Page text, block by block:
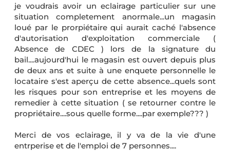
je voudrais avoir un eclairage particulier sur une
situation completement anormale...un magasin
loué par le prorpiétaire qui aurait caché l'absence
d'autorisation d'exploitation commerciale (
Absence de CDEC ) lors de la signature du
bail....aujourd'hui le magasin est ouvert depuis plus
de deux ans et suite à une enquete personnelle le
locataire s'est aperçu de cette absence...quels sont
les risques pour son entreprise et les moyens de
remedier à cette situation ( se retourner contre le
propriétaire....sous quelle forme....par exemple??? )
Merci de vos eclairage, il y va de la vie d'une
entrperise et de l'emploi de 7 personnes....